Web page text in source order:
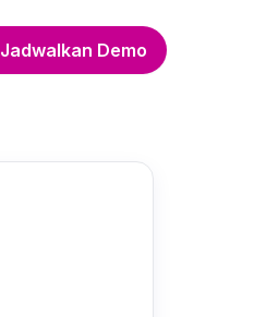
Jadwalkan Demo